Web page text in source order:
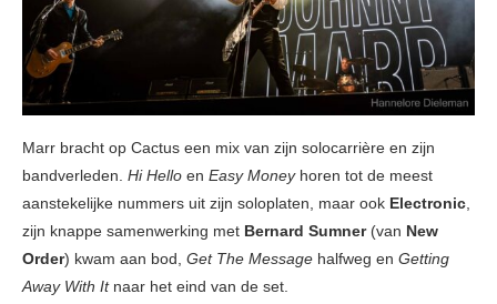
Marr bracht op Cactus een mix van zijn solocarrière en zijn
bandverleden. Hi Hello en Easy Moneyhoren tot de meest
aanstekelijke nummers uit zijn soloplaten, maar ook Electronic,
zijn knappe samenwerking met Bernard Sumner(van New
Order) kwam aan bod, Get The Message halfweg en Getting
Away With Itnaar het eind van de set.